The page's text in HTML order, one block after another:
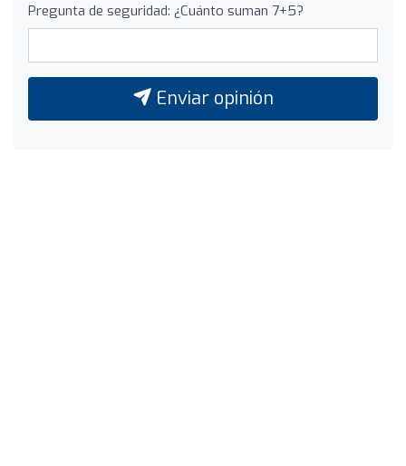
Pregunta de seguridad: ¿Cuánto suman 7+5?
Enviar opinión